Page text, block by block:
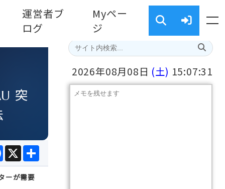
運営者ブ
ログ
Myペー
ジ
突
X
Facebook
ーが需要
2026年08月08日 (土) 15:07:32